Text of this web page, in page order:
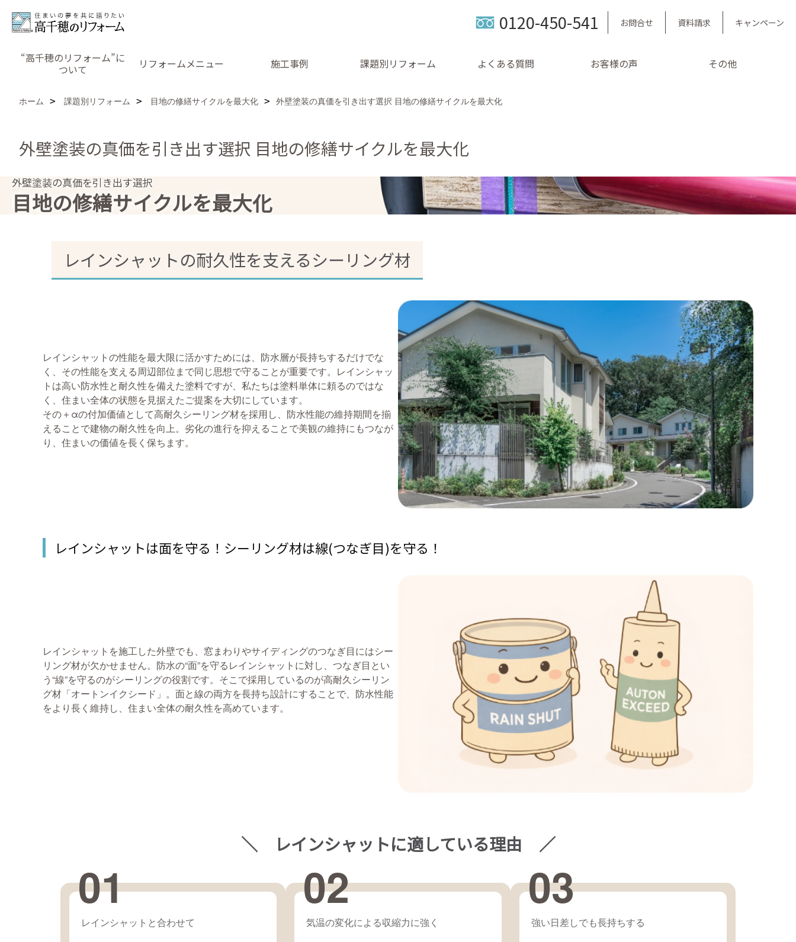
0120-450-541 お問合せ 資料請求 キャンペーン
“高千穂のリフォーム”に
ついて
リフォームメニュー 施工事例 課題別リフォーム よくある質問 お客様の声 その他
ホーム 課題別リフォーム 目地の修繕サイクルを最大化 外壁塗装の真価を引き出す選択 目地の修繕サイクルを最大化
外壁塗装の真価を引き出す選択 目地の修繕サイクルを最大化
外壁塗装の真価を引き出す選択
目地の修繕サイクルを最大化
レインシャットの耐久性を支えるシーリング材
レインシャットの性能を最大限に活かすためには、防水層が長持ちするだけでな
く、その性能を支える周辺部位まで同じ思想で守ることが重要です。レインシャッ
トは高い防水性と耐久性を備えた塗料ですが、私たちは塗料単体に頼るのではな
く、住まい全体の状態を見据えたご提案を大切にしています。
その＋αの付加価値として高耐久シーリング材を採用し、防水性能の維持期間を揃
えることで建物の耐久性を向上。劣化の進行を抑えることで美観の維持にもつなが
り、住まいの価値を長く保ちます。
レインシャットは面を守る！シーリング材は線(つなぎ目)を守る！
レインシャットを施工した外壁でも、窓まわりやサイディングのつなぎ目にはシー
リング材が欠かせません。防水の“面”を守るレインシャットに対し、つなぎ目とい
う“線”を守るのがシーリングの役割です。そこで採用しているのが高耐久シーリン
グ材「オートンイクシード」。面と線の両方を長持ち設計にすることで、防水性能
をより長く維持し、住まい全体の耐久性を高めています。
＼ レインシャットに適している理由 ／
01
レインシャットと合わせて
02
気温の変化による収縮力に強く
03
強い日差しでも長持ちする